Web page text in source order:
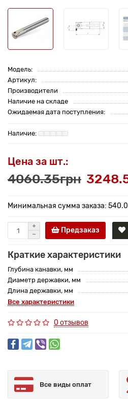
Модель:
Артикул:
Производители
Наличие на складе
Ожидаемая дата поступления:
Цена за шт.:
4060.35грн
Минимальная сумма заказа:
Предзаказ
Краткие характеристики
Глубина канавки, мм
Диаметр державки, мм
Длина державки, мм
Все характеристики
0 отзывов
Все виды оплат